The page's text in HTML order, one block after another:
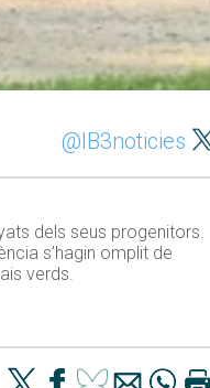
@IB3noticies
dels seus progenitors.
s’hagin omplit de
verds.